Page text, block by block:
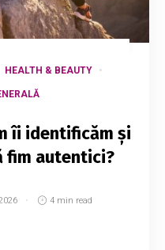
HEALTH & BEAUTY
îi identificăm și
fim autentici?
4 min read